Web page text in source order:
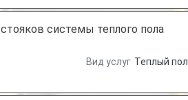
системы теплого пола
Вид услуг Теплый пол